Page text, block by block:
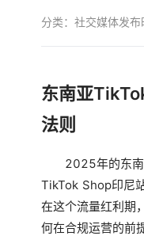
策略
分类： 社交媒体发
东南亚
法则
2025年的东南
TikTok Shop印尼
在这个流量红利期
何在合规运营的前